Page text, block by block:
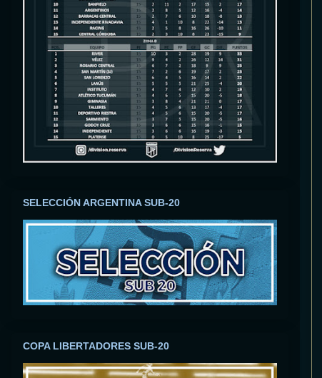
SELECCIÓN ARGENTINA SUB-20
COPA LIBERTADORES SUB-20